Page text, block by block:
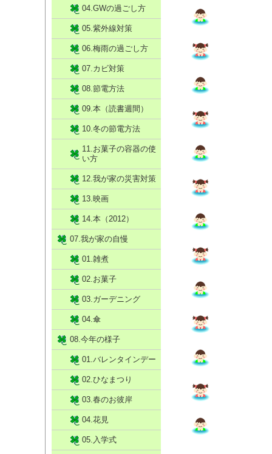
04.GWの過ごし方
05.紫外線対策
06.梅雨の過ごし方
07.カビ対策
08.節電方法
09.本（読書週間）
10.冬の節電方法
11.お菓子の容器の使
い方
12.我が家の災害対策
13.映画
14.本（2012）
07.我が家の自慢
01.雑煮
02.お菓子
03.ガーデニング
04.傘
08.今年の様子
01.バレンタインデー
02.ひなまつり
03.春のお彼岸
04.花見
05.入学式